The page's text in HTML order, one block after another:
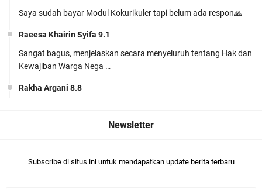
Siap Mengajar Tanpa Ribet! Download Modul
(KBC) Lengkap
Perangkat Ajar Deep Learning SMP Pendidikan
046/H/KR/2025
Saya sudah bayar Modul Kokurikuler tapi belum ada respon🙏
Raeesa Khairin Syifa 9.1
Sangat bagus, menjelaskan secara menyeluruh tentang Hak dan
Kewajiban Warga Nega …
Rakha Argani 8.8
Subscribe di situs ini untuk mendapatkan update berita terbaru